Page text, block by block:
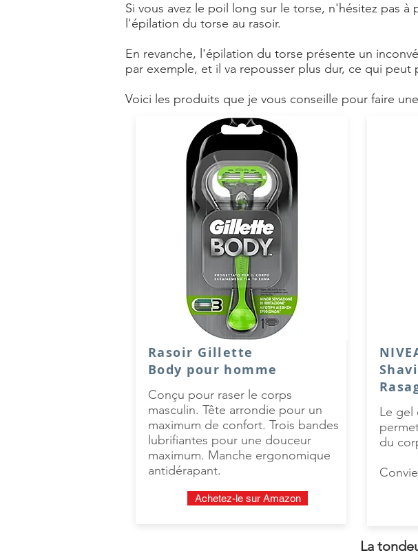
Si vous avez le poil long sur le torse, n'hésitez pas
l'épilation du torse au rasoir.
En revanche, l'épilation du torse présente un
par exemple, et il va repousser plus dur, ce qui peut
Voici les produits que je vous conseille pour faire
Rasoir Gillette
Body pour homme
Conçu pour raser le corps
masculin. Tête arrondie pour un
maximum de confort. Trois bandes
lubrifiantes pour une douceur
maximum. Manche ergonomique
antidérapant.
Achetez-le sur Amazon
Le gel
du
La